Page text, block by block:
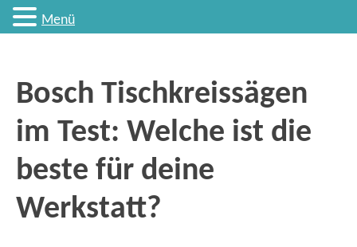
Bosch Tischkreissägen
im Test: Welche ist die
beste für deine
Werkstatt?
Menü